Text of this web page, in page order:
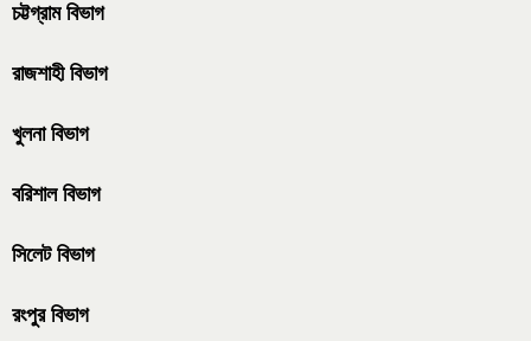
চট্টগ্রাম বিভাগ
রাজশাহী বিভাগ
খুলনা বিভাগ
বরিশাল বিভাগ
সিলেট বিভাগ
রংপুর বিভাগ